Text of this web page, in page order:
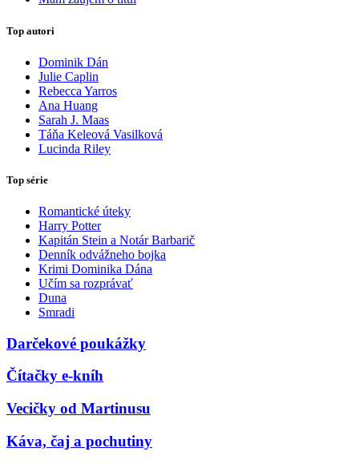
Top autori
Dominik Dán
Julie Caplin
Rebecca Yarros
Ana Huang
Sarah J. Maas
Táňa Keleová Vasilková
Lucinda Riley
Top série
Romantické úteky
Harry Potter
Kapitán Stein a Notár Barbarič
Denník odvážneho bojka
Krimi Dominika Dána
Učím sa rozprávať
Duna
Smradi
Darčekové poukážky
Čítačky e-kníh
Vecičky od Martinusu
Káva, čaj a pochutiny